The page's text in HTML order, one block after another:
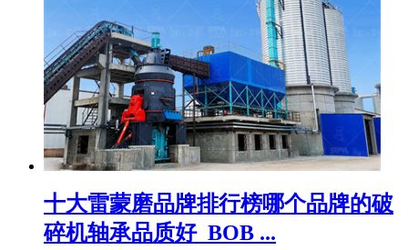
十大雷蒙磨品牌排行榜哪个品牌的破
碎机轴承品质好_BOB ...